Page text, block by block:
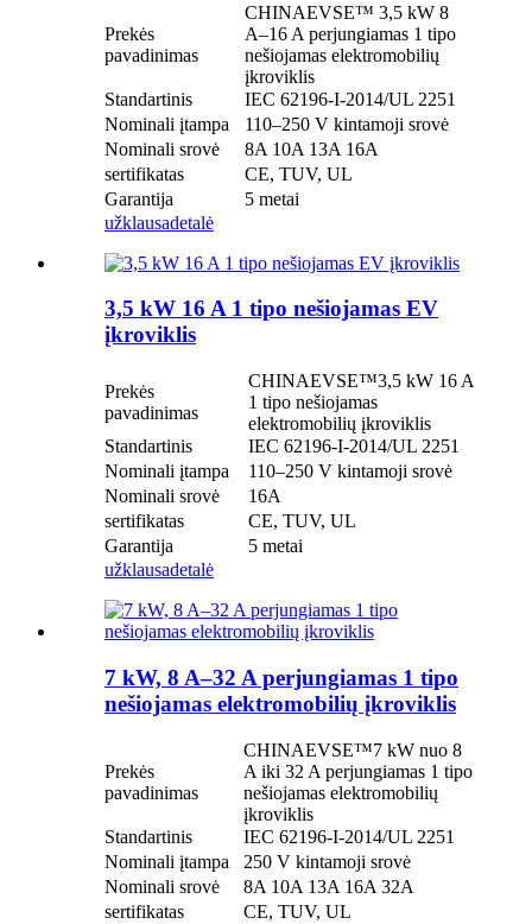
Prekės
pavadinimas
CHINAEVSE™️ 3,5 kW 8
A–16 A perjungiamas 1 tipo
nešiojamas elektromobilių
įkroviklis
Standartinis
IEC 62196-I-2014/UL 2251
Nominali įtampa
110–250 V kintamoji srovė
Nominali srovė
8A 10A 13A 16A
sertifikatas
CE, TUV, UL
Garantija
5 metai
užklausadetalė
3,5 kW 16 A 1 tipo nešiojamas EV
įkroviklis
Prekės
pavadinimas
CHINAEVSE™️3,5 kW 16 A
1 tipo nešiojamas
elektromobilių įkroviklis
Standartinis
IEC 62196-I-2014/UL 2251
Nominali įtampa
110–250 V kintamoji srovė
Nominali srovė
16A
sertifikatas
CE, TUV, UL
Garantija
5 metai
užklausadetalė
7 kW, 8 A–32 A perjungiamas 1 tipo
nešiojamas elektromobilių įkroviklis
Prekės
pavadinimas
CHINAEVSE™️7 kW nuo 8
A iki 32 A perjungiamas 1 tipo
nešiojamas elektromobilių
įkroviklis
Standartinis
IEC 62196-I-2014/UL 2251
Nominali įtampa
250 V kintamoji srovė
Nominali srovė
8A 10A 13A 16A 32A
sertifikatas
CE, TUV, UL